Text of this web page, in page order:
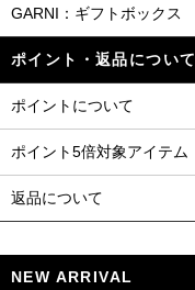
GARNI：ギフトボックス
ポイント・返品について
ポイントについて
ポイント5倍対象アイテム
返品について
NEW ARRIVAL